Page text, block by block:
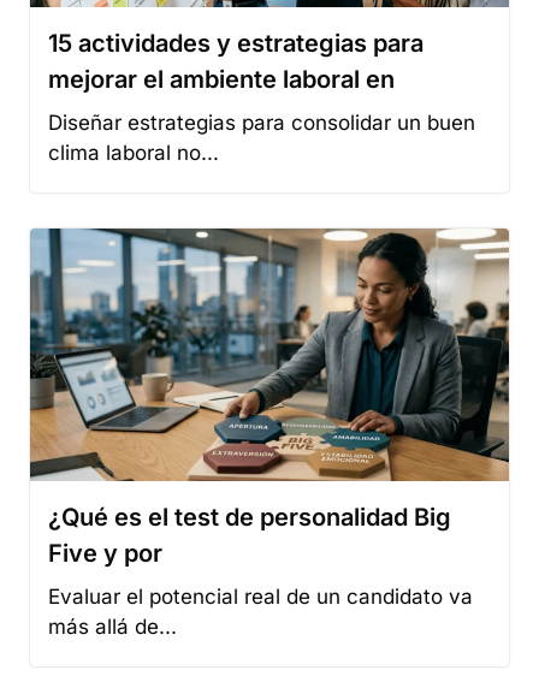
¿Qué es el test de personalidad Big
Five y por
Evaluar el potencial real de un candidato va
más allá de...